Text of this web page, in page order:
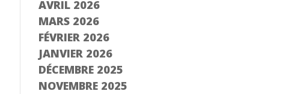
AVRIL 2026
MARS 2026
FÉVRIER 2026
JANVIER 2026
DÉCEMBRE 2025
NOVEMBRE 2025